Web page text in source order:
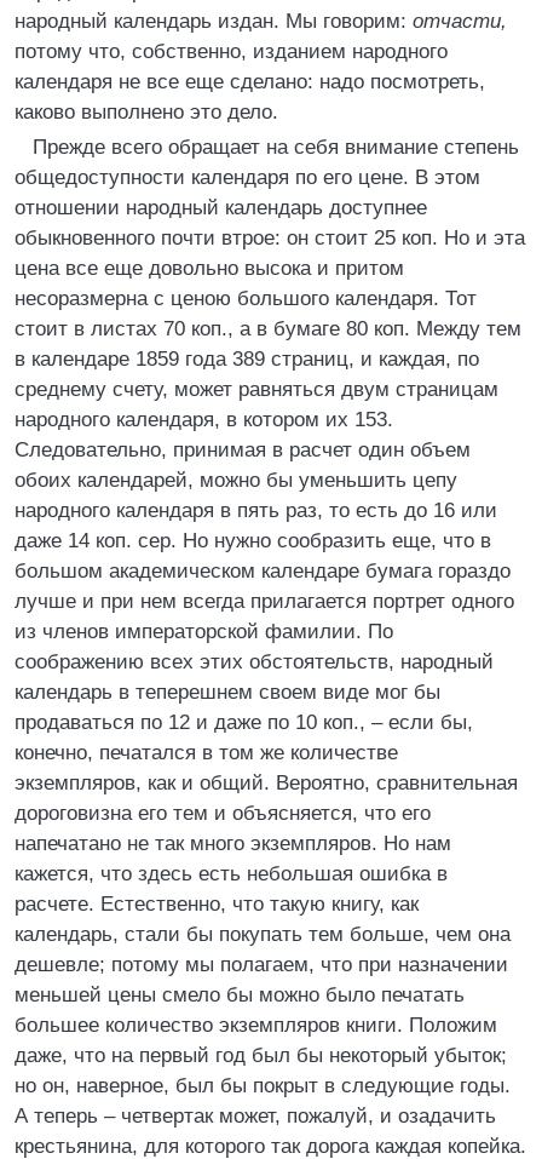
народный календарь издан. Мы говорим: отчасти,
потому что, собственно, изданием народного
календаря не все еще сделано: надо посмотреть,
каково выполнено это дело.
Прежде всего обращает на себя внимание степень
общедоступности календаря по его цене. В этом
отношении народный календарь доступнее
обыкновенного почти втрое: он стоит 25 коп. Но и эта
цена все еще довольно высока и притом
несоразмерна с ценою большого календаря. Тот
стоит в листах 70 коп., а в бумаге 80 коп. Между тем
в календаре 1859 года 389 страниц, и каждая, по
среднему счету, может равняться двум страницам
народного календаря, в котором их 153.
Следовательно, принимая в расчет один объем
обоих календарей, можно бы уменьшить цепу
народного календаря в пять раз, то есть до 16 или
даже 14 коп. сер. Но нужно сообразить еще, что в
большом академическом календаре бумага гораздо
лучше и при нем всегда прилагается портрет одного
из членов императорской фамилии. По
соображению всех этих обстоятельств, народный
календарь в теперешнем своем виде мог бы
продаваться по 12 и даже по 10 коп., – если бы,
конечно, печатался в том же количестве
экземпляров, как и общий. Вероятно, сравнительная
дороговизна его тем и объясняется, что его
напечатано не так много экземпляров. Но нам
кажется, что здесь есть небольшая ошибка в
расчете. Естественно, что такую книгу, как
календарь, стали бы покупать тем больше, чем она
дешевле; потому мы полагаем, что при назначении
меньшей цены смело бы можно было печатать
большее количество экземпляров книги. Положим
даже, что на первый год был бы некоторый убыток;
но он, наверное, был бы покрыт в следующие годы.
А теперь – четвертак может, пожалуй, и озадачить
крестьянина, для которого так дорога каждая копейка.